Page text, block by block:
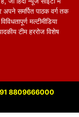
अपने समर्पित पाठक वर्ग तक
मल्टीमीडिया
टीम हररोज विशेष
8809666000